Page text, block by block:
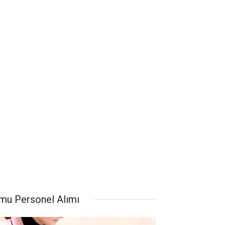
Personel Alımı